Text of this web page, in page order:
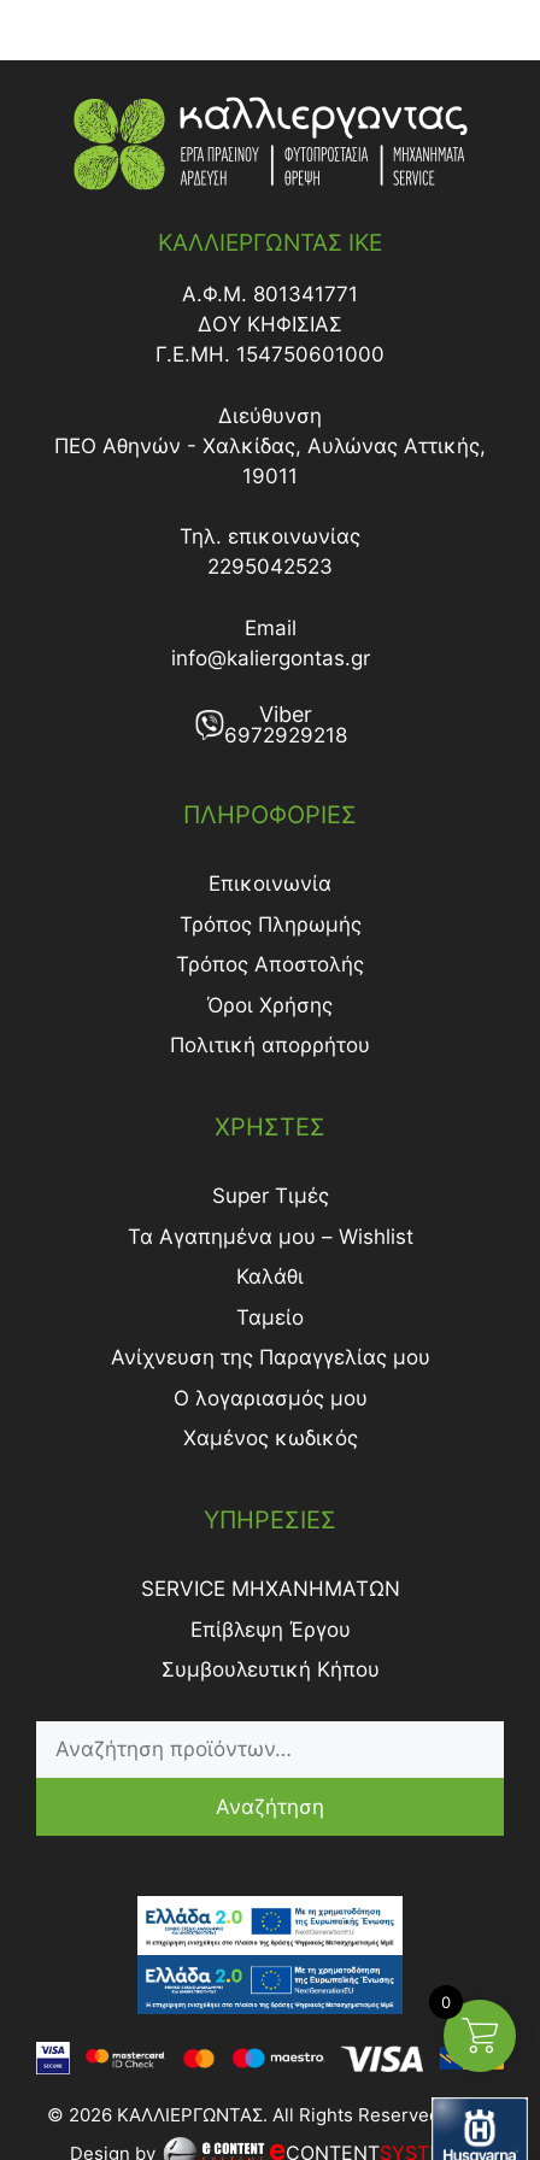
ΝΕΦΕΛΟΨΕΚΑΣΤΗΡΕΣ-ΘΕΙΩΤΗΡΕΣ
ΠΡΟΠΙΕΣΕΩΣ
ΨΕΚΑΣΤΙΚΕΣ ΑΝΤΛΙΕΣ
ΦΟΡΗΤΕΣ
ΚΑΛΛΙΕΡΓΩΝΤΑΣ ΙΚΕ
Α.Φ.Μ. 801341771
ΔΟY ΚΗΦΙΣΙΑΣ
Γ.Ε.ΜΗ. 154750601000
Διεύθυνση
ΠΕΟ Αθηνών - Χαλκίδας, Αυλώνας Αττικής,
19011
Τηλ. επικοινωνίας
2295042523
Email
info@kaliergontas.gr
Viber
6972929218
ΠΛΗΡΟΦΟΡΙΕΣ
Επικοινωνία
Τρόπος Πληρωμής
Τρόπος Aποστολής
Όροι Χρήσης
Πολιτική απορρήτου
ΧΡΗΣΤΕΣ
Super Τιμές
Τα Αγαπημένα μου – Wishlist
Καλάθι
Ταμείο
Ανίχνευση της Παραγγελίας μου
Ο λογαριασμός μου
Χαμένος κωδικός
ΥΠΗΡΕΣΙΕΣ
SERVICE ΜΗΧΑΝΗΜΑΤΩΝ
Επίβλεψη Έργου
Συμβουλευτική Κήπου
Αναζήτηση
© 2026 ΚΑΛΛΙΕΡΓΩΝΤΑΣ. All Rights Reserved | Web
Design by
eCONTENTSYSTEMS
0